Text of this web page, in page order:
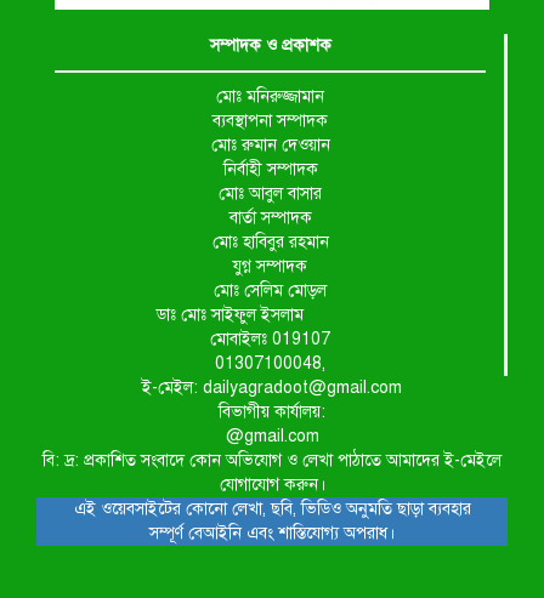
সম্পাদক ও প্রকাশক
মোঃ মনিরুজ্জামান
ব্যবস্থাপনা সম্পাদক
মোঃ রুমান দেওয়ান
নির্বাহী সম্পাদক
মোঃ আবুল বাসার
বার্তা সম্পাদক
মোঃ হাবিবুর রহমান
যুগ্ন সম্পাদক
মোঃ সেলিম মোড়ল
ডাঃ মোঃ সাইফুল ইসলাম
মোবাইলঃ 019107
01307100048,
ই-মেইল: dailyagradoot@gmail.com
বিভাগীয় কার্যালয়:
@gmail.com
বি: দ্র: প্রকাশিত সংবাদে কোন অভিযোগ ও লেখা পাঠাতে আমাদের ই-মেইলে
যোগাযোগ করুন।
এই ওয়েবসাইটের কোনো লেখা, ছবি, ভিডিও অনুমতি ছাড়া ব্যবহার
সম্পূর্ণ বেআইনি এবং শাস্তিযোগ্য অপরাধ।